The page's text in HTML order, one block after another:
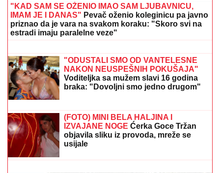
"KAD SAM SE OŽENIO IMAO SAM LJUBAVNICU,
IMAM JE I DANAS" Pevač oženio koleginicu pa javno
priznao da je vara na svakom koraku: "Skoro svi na
estradi imaju paralelne veze"
TRUBAČ 65. SABORA U GUČI: Titula
pripala Mladenu Krstiću iz Zagužanja
Voditeljka sa mužem slavi 16 godina
braka: "Dovoljni smo jedno drugom"